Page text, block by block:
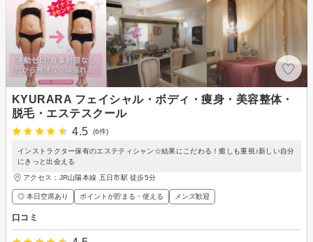
KYURARA フェイシャル・ボディ・痩身・美容整体・
脱毛・エステスクール
4.5
(6件)
インストラクター保有のエステティシャン☆結果にこだわる！癒しも重視♪新しい自分
にきっと出会える
アクセス：JR山陽本線 五日市駅 徒歩5分
◎ 本日空席あり ポイントが貯まる・使える メンズ歓迎
口コミ